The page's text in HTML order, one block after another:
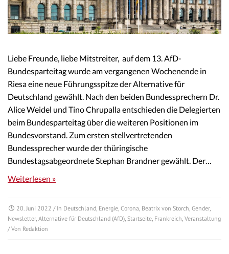
Liebe Freunde, liebe Mitstreiter, auf dem 13. AfD-
Bundesparteitag wurde am vergangenen Wochenende in
Riesa eine neue Führungsspitze der Alternative für
Deutschland gewählt. Nach den beiden Bundessprechern Dr.
Alice Weidel und Tino Chrupalla entschieden die Delegierten
beim Bundesparteitag über die weiteren Positionen im
Bundesvorstand. Zum ersten stellvertretenden
Bundessprecher wurde der thüringische
Bundestagsabgeordnete Stephan Brandner gewählt. Der…
Weiterlesen »
20. Juni 2022 / In Deutschland, Energie, Corona, Beatrix von Storch, Gender,
Newsletter, Alternative für Deutschland (AfD), Startseite, Frankreich, Veranstaltung
/ Von Redaktion